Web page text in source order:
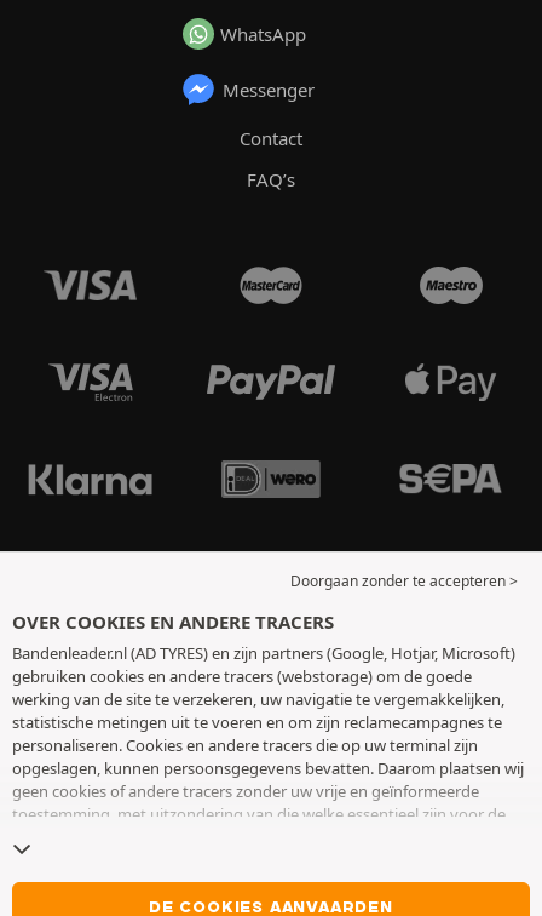
WhatsApp
Messenger
Contact
FAQ’s
Doorgaan zonder te accepteren >
OVER COOKIES EN ANDERE TRACERS
Bandenleader.nl (AD TYRES) en zijn partners (Google, Hotjar, Microsoft)
gebruiken cookies en andere tracers (webstorage) om de goede
werking van de site te verzekeren, uw navigatie te vergemakkelijken,
statistische metingen uit te voeren en om zijn reclamecampagnes te
personaliseren. Cookies en andere tracers die op uw terminal zijn
opgeslagen, kunnen persoonsgegevens bevatten. Daarom plaatsen wij
geen cookies of andere tracers zonder uw vrije en geïnformeerde
toestemming, met uitzondering van die welke essentieel zijn voor de
toestemming op elk moment intrekken door naar de pagina over
cookies en andere tracerste gaan. U kunt ervoor kiezen om verder te
surfen zonder het deponeren van cookies of andere tracers te
DE COOKIES AANVAARDEN